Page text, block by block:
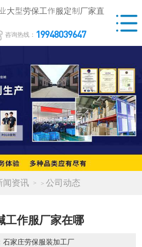
大型劳保工作服定制厂家直
咨询热线： 19948039647
闻资讯 > 公司动态
工作服厂家在哪
石家庄劳保服装加工厂